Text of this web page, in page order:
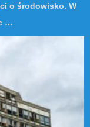
o środowisko. W
…